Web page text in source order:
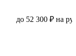
до 52 300 ₽ на